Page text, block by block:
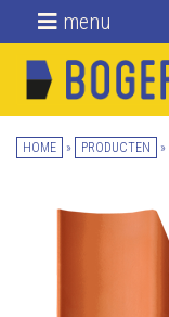
menu
Home
Gebruikte
HOME » PRODUCTEN »